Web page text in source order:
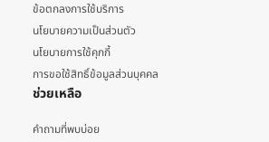
ข้อตกลงการใช้บริการ
นโยบายความเป็นส่วนตัว
นโยบายการใช้คุกกี้
การขอใช้สิทธิ์ข้อมูลส่วนบุคคล
ช่วยเหลือ
คำถามที่พบบ่อย